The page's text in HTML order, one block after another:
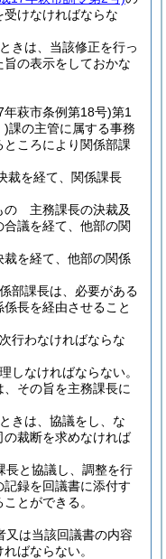
けなければならな
きは、当該修正を行っ
の表示をしておかな
年萩市条例第18号)第1
)課の主管に属する事務
ころにより関係部課
を経て、関係課長
の 主務課長の決裁及
議を経て、他部の関
を経て、他部の関係
部課長は、必要がある
長を経由させること
行わなければならな
しなければならない。
その旨を主務課長に
きは、協議をし、な
裁断を求めなければ
長と協議し、調整を行
録を回議書に添付す
とができる。
又は当該回議書の内容
ばならない。